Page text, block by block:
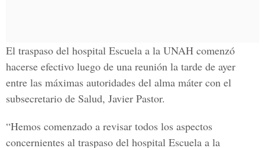
El traspaso del hospital Escuela a la UNAH comenzó
hacerse efectivo luego de una reunión la tarde de ayer
entre las máximas autoridades del alma máter con el
subsecretario de Salud, Javier Pastor.
“Hemos comenzado a revisar todos los aspectos
concernientes al traspaso del hospital Escuela a la